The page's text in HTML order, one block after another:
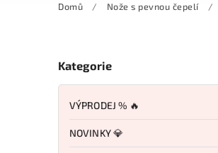
Domů / Nože s pevnou čepelí /
Kategorie
VÝPRODEJ % 🔥
NOVINKY 💎